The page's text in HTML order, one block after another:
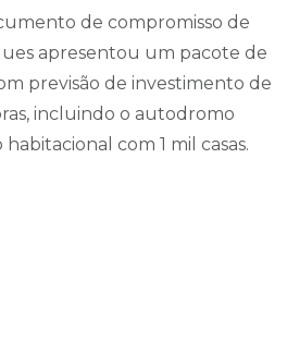
de compromisso de
apresentou um pacote de
previsão de investimento de
incluindo o autodromo
com 1 mil casas.